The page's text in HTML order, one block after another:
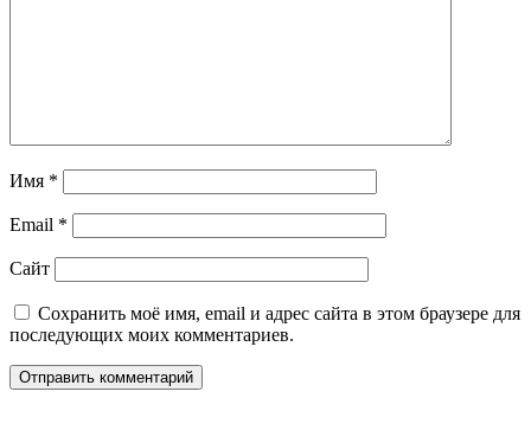
Имя *
Email *
Сайт
Сохранить моё имя, email и адрес сайта в этом браузере для
последующих моих комментариев.